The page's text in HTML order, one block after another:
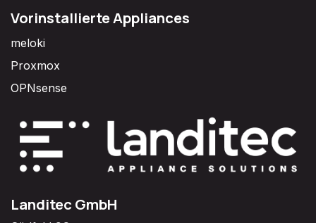
Vorinstallierte Appliances
meloki
Proxmox
OPNsense
Landitec GmbH